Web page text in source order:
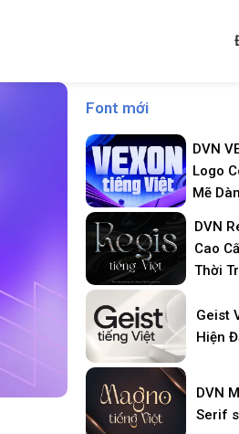
Font mới
DVN
Logo
Mẽ
DVN
Cao
Thời
Geist
Hiện
DVN
Serif